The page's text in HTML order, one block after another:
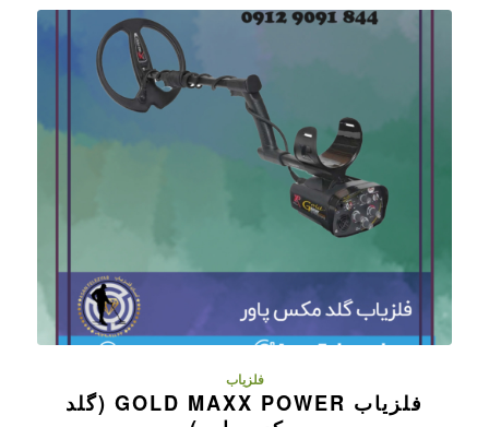
فلزیاب
فلزیاب GOLD MAXX POWER (گلد